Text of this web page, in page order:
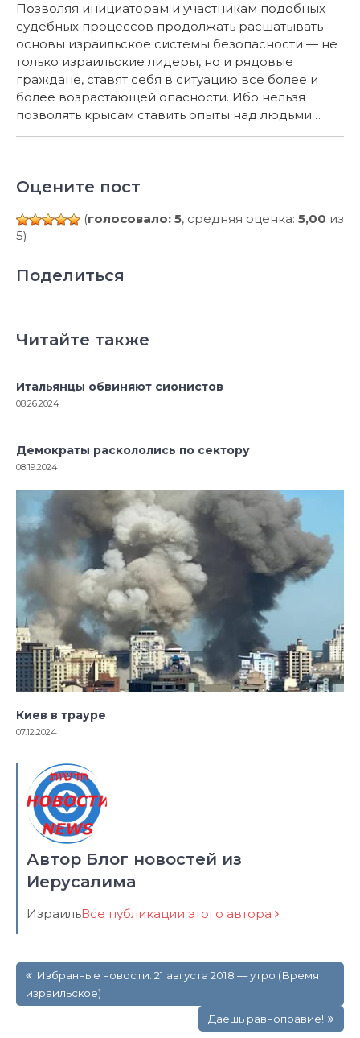
Позволяя инициаторам и участникам подобных
судебных процессов продолжать расшатывать
основы израильское системы безопасности — не
только израильские лидеры, но и рядовые
граждане, ставят себя в ситуацию все более и
более возрастающей опасности. Ибо нельзя
позволять крысам ставить опыты над людьми…
Оцените пост
(голосовало: 5, средняя оценка: 5,00 из
5)
Поделиться
Читайте также
Итальянцы обвиняют сионистов
08.26.2024
Демократы раскололись по сектору
08.19.2024
Киев в трауре
07.12.2024
Автор Блог новостей из
Иерусалима
ИзраильВсе публикации этого автора
по
записям
Избранные новости. 21 августа 2018 — утро (Время
израильское)
Даешь равноправие!